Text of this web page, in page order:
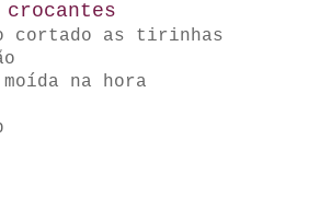
cortado as tirinhas
na hora